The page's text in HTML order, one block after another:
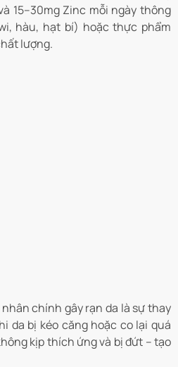
15–30mg Zinc mỗi ngày thông
hàu, hạt bí) hoặc thực phẩm
lượng.
chính gây rạn da là sự thay
da bị kéo căng hoặc co lại quá
kịp thích ứng và bị đứt – tạo